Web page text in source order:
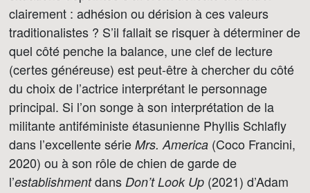
clairement : adhésion ou dérision à ces valeurs
traditionalistes ? S’il fallait se risquer à déterminer de
quel côté penche la balance, une clef de lecture
(certes généreuse) est peut-être à chercher du côté
du choix de l’actrice interprétant le personnage
principal. Si l’on songe à son interprétation de la
militante antiféministe étasunienne Phyllis Schlafly
dans l’excellente série Mrs. America (Coco Francini,
2020) ou à son rôle de chien de garde de
l’establishmentdans Don’t Look Up (2021) d’Adam